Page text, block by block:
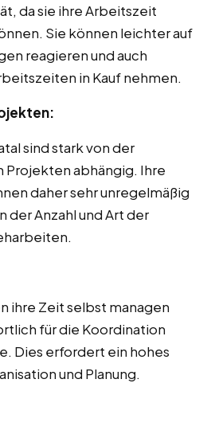
da sie ihre Arbeitszeit
Sie können leichter auf
reagieren und auch
in Kauf nehmen.
sind stark von der
Projekten abhängig. Ihre
daher sehr unregelmäßig
der Anzahl und Art der
ihre Zeit selbst managen
für die Koordination
Dies erfordert ein hohes
und Planung.